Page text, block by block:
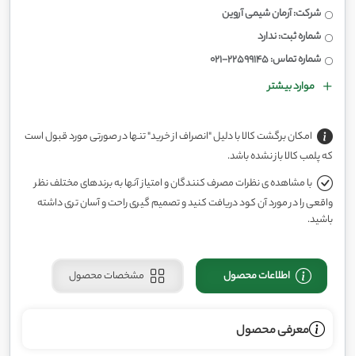
شرکت: آرمان شیمی آروین
شماره ثبت: ندارد
شماره تماس: 22599145-021
موارد بیشتر
امکان برگشت کالا با دلیل "انصراف از خرید" تنها در صورتی مورد قبول است
که پلمب کالا باز نشده باشد.
با مشاهده ی نظرات مصرف کنندگان و امتیاز آنها به برندهای مختلف نظر
واقعی را در مورد آن کود دریافت کنید و تصمیم گیری راحت و آسان تری داشته
باشید.
اطلاعات محصول مشخصات محصول
معرفی محصول